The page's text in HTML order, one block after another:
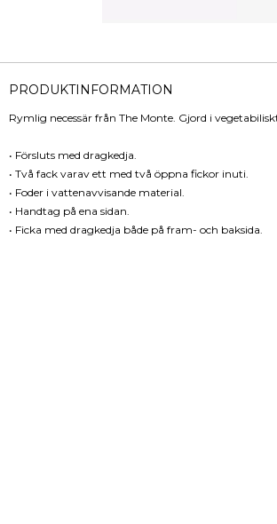
PRODUKTINFORMATION
Rymlig necessär från The Monte. Gjord i
• Försluts med dragkedja.
• Två fack varav ett med två öppna fickor inuti.
• Foder i vattenavvisande material.
• Handtag på ena sidan.
• Ficka med dragkedja både på fram- och baksida.